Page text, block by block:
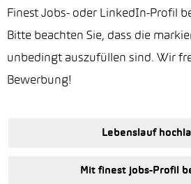
Finest Jobs- oder LinkedIn-Profil
Bitte beachten Sie, dass die
unbedingt auszufüllen sind. Wir
Bewerbung!
Lebenslauf
Mit finest jobs-Profil